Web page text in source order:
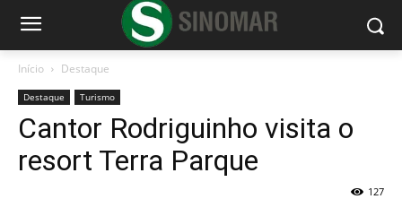
Início Destaque
Destaque Turismo
Cantor Rodriguinho visita o
resort Terra Parque
127